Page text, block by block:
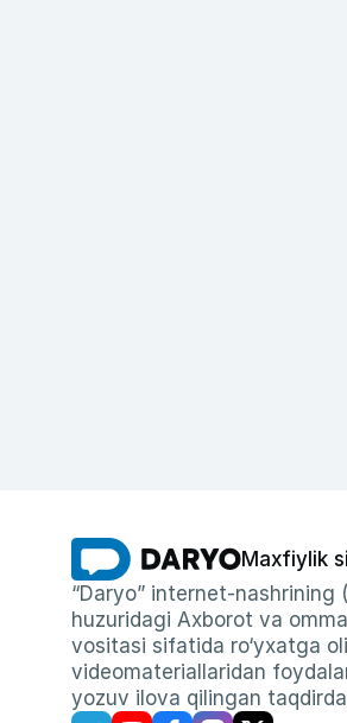
Maxfiylik
“Daryo” internet-nashrining
huzuridagi Axborot va
vositasi sifatida ro‘yxatga
videomateriallaridan
yozuv ilova qilingan taqdirda